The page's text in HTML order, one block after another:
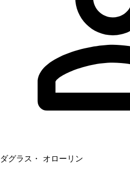
ダグラス・ オローリン